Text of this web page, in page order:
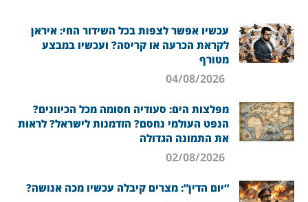
עכשיו אפשר לצפות בכל השידור החי: איראן
לקראת הכרעה או קריסה? ועכשיו במבצע
מטורף
מפלצות הים: סעודיה חסומה מכל הכיוונים?
הנפט העולמי נחסם? הזדמנות לישראל? לראות
את התמונה הגדולה
“יום הדין”: מצרים קיבלה עכשיו מכה אנושה?